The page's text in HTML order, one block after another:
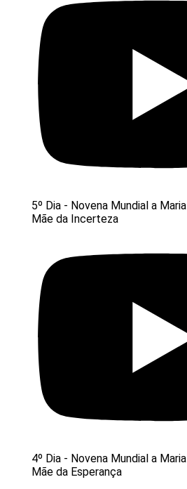
5º Dia - Novena Mundial a
Mãe da Incerteza
4º Dia - Novena Mundial a
Mãe da Esperança